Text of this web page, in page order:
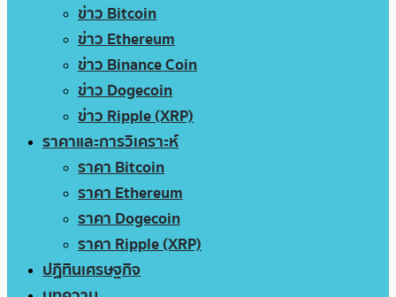
ข่าว Bitcoin
ข่าว Ethereum
ข่าว Binance Coin
ข่าว Dogecoin
ข่าว Ripple (XRP)
ราคาและการวิเคราะห์
ราคา Bitcoin
ราคา Ethereum
ราคา Dogecoin
ราคา Ripple (XRP)
ปฏิทินเศรษฐกิจ